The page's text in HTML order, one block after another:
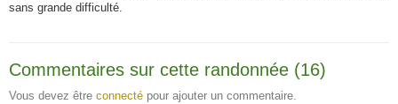
sans grande difficulté.
Commentaires sur cette randonnée (16)
Vous devez être connecté pour ajouter un commentaire.